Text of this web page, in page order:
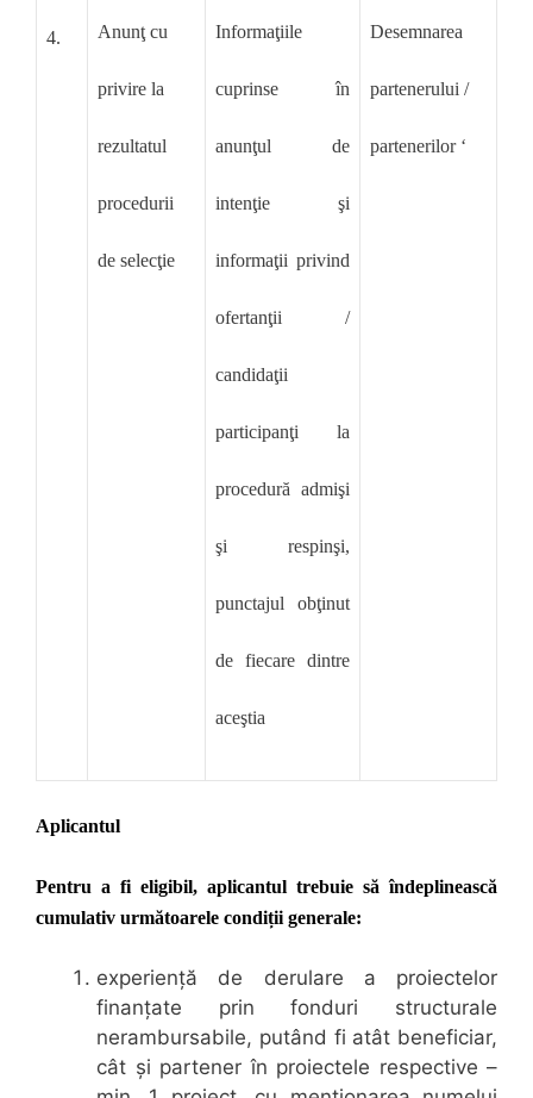
4. Anunţ cu
privire la
rezultatul
procedurii
de selecţie
Informaţiile
cuprinse în
anunţul de
intenţie şi
informaţii privind
ofertanţii /
candidaţii
participanţi la
procedură admişi
şi respinşi,
punctajul obţinut
de fiecare dintre
aceştia
Desemnarea
partenerului /
partenerilor ‘
Aplicantul
Pentru a fi eligibil, aplicantul trebuie să îndeplinească
cumulativ următoarele condiții generale:
experiență de derulare a proiectelor
finanțate prin fonduri structurale
nerambursabile, putând fi atât beneficiar,
cât și partener în proiectele respective –